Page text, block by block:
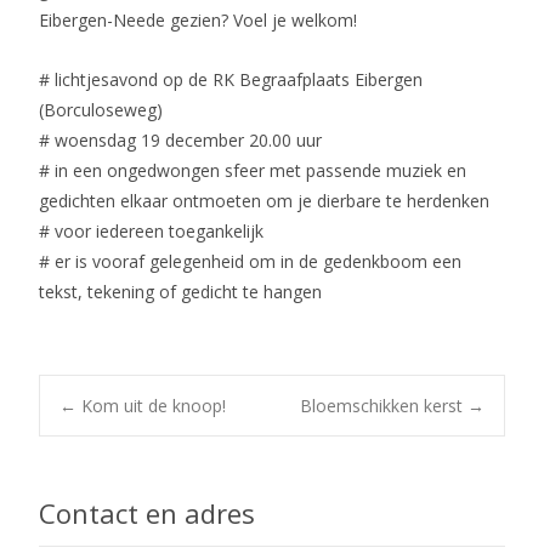
Eibergen-Neede gezien? Voel je welkom!
# lichtjesavond op de RK Begraafplaats Eibergen
(Borculoseweg)
# woensdag 19 december 20.00 uur
# in een ongedwongen sfeer met passende muziek en
gedichten elkaar ontmoeten om je dierbare te herdenken
# voor iedereen toegankelijk
# er is vooraf gelegenheid om in de gedenkboom een
tekst, tekening of gedicht te hangen
Post
navigation
← Kom uit de knoop! Bloemschikken kerst →
Contact en adres